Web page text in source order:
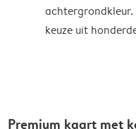
keuze uit
Premium kaart met